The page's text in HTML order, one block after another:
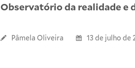
Observatório da realidade e
Pâmela Oliveira 13 de julho de